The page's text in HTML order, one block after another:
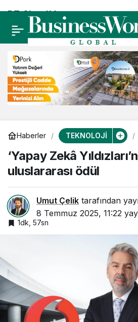
Haberler TEKNOLOJİ
‘Yapay Zekâ
uluslararası ödül
Umut Çelik tarafından
8 Temmuz 2025, 11:22
1dk, 57sn
DT Cloud’dan
Türkiye’de bir ilk
daha